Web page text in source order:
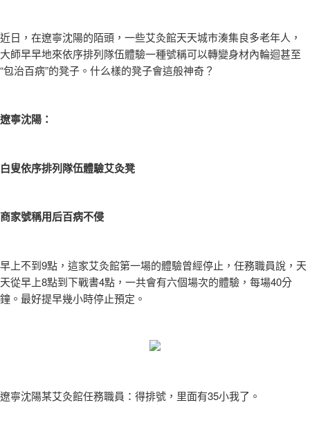
近日，在遼寧沈陽的陌頭，一些艾灸館天天城市湊集良多老年人，
大師早早地來依序排列隊伍體驗一種號稱可以轉變身材內輪迴甚至
“包治百病”的凳子。什么樣的凳子會這般神奇？
遼寧沈陽：
白叟依序排列隊伍體驗艾灸凳
商家號稱用后百病不侵
早上不到9點，這家艾灸館第一場的體驗曾經停止，任務職員說，天
天從早上8點到下戰書4點，一共會有六個場次的體驗，每場40分
鐘。最好提早幾小時停止預定。
遼寧沈陽某艾灸館任務職員：得排號，里面有35小我了。